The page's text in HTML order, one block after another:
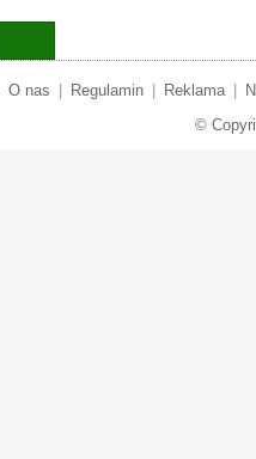
O nas Regulamin Reklama
©